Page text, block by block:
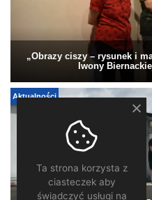
„Obrazy ciszy – rysunek i
Iwony
Aktualności
Ta strona korzysta z
ciasteczek aby
świadczyć usługi na